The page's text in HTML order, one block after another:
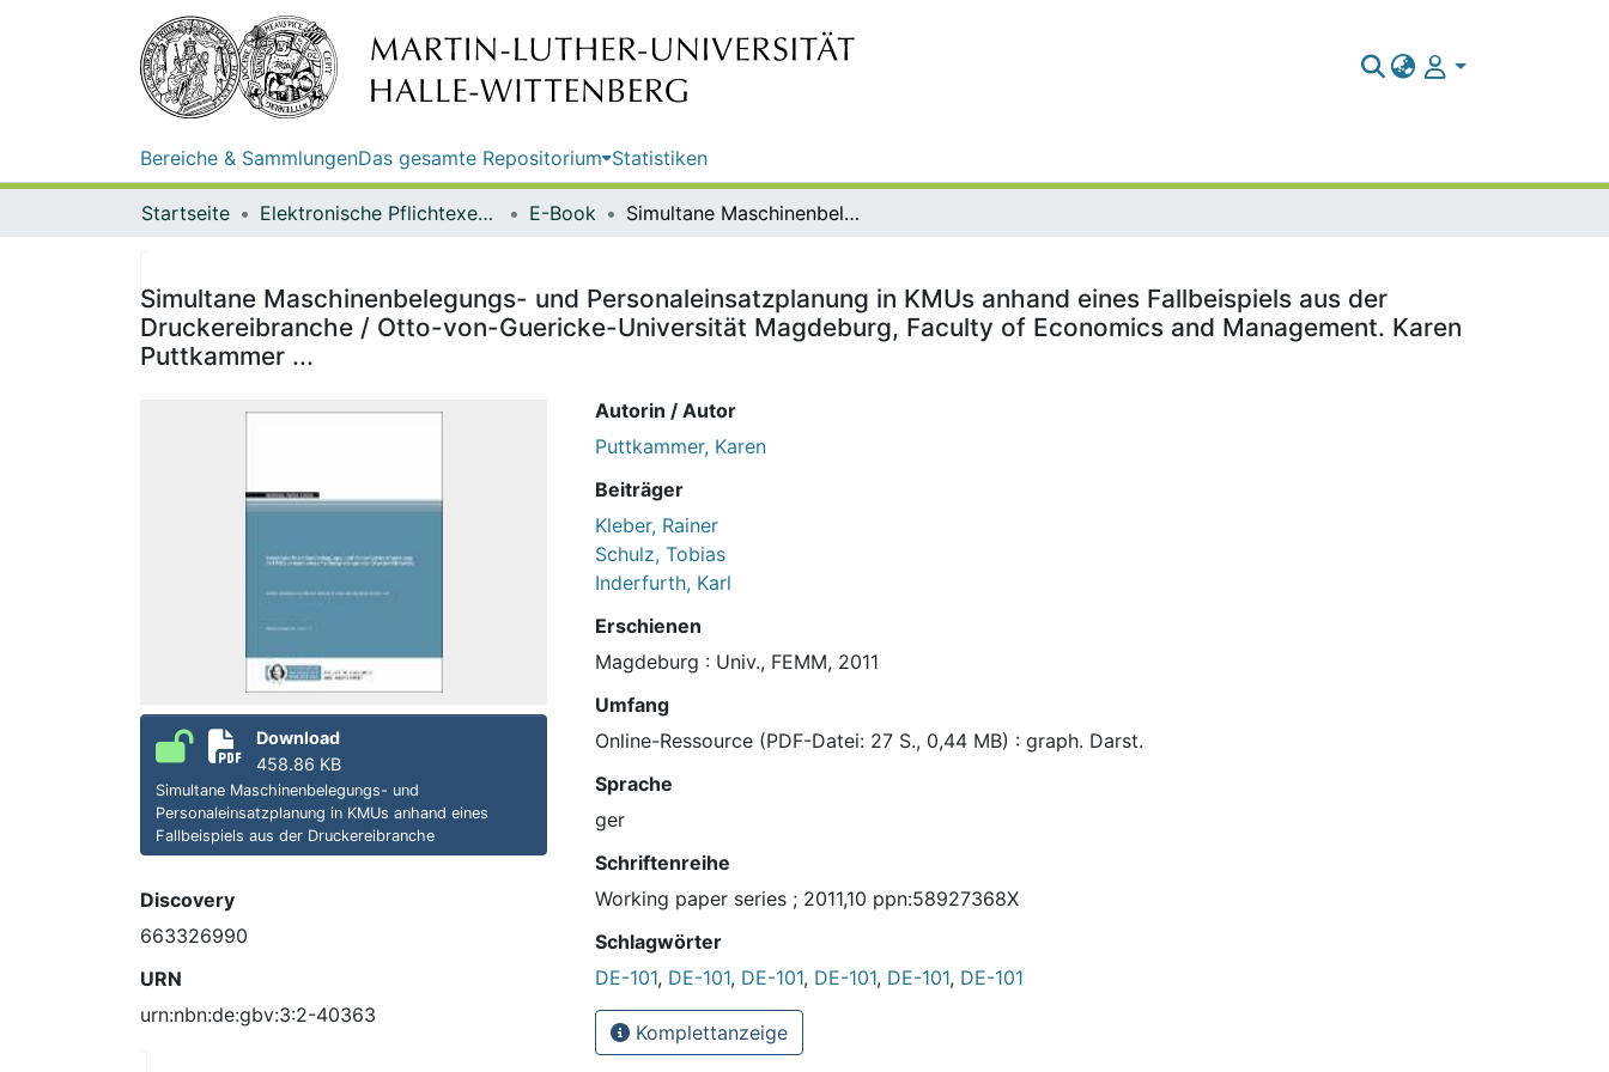
Bereiche & SammlungenDas gesamte Repositorium Statistiken
Startseite Elektronische Pflichtexemplare E-Book Simultane Maschinenbelegungs- und Personaleinsatzplanung in KMUs anhand eines Fallbeispiels aus der Druckereibranche / Otto-von-Guericke-Universität Magdeburg, Faculty of Economics and Management. Karen Puttkammer ...
Simultane Maschinenbelegungs- und Personaleinsatzplanung in KMUs anhand eines Fallbeispiels aus der
Druckereibranche / Otto-von-Guericke-Universität Magdeburg, Faculty of Economics and Management. Karen
Puttkammer ...
Download
458.86 KB
Simultane Maschinenbelegungs- und
Personaleinsatzplanung in KMUs anhand eines
Fallbeispiels aus der Druckereibranche
Discovery
663326990
URN
urn:nbn:de:gbv:3:2-40363
Autorin / Autor
Puttkammer, Karen
Beiträger
Kleber, Rainer
Schulz, Tobias
Inderfurth, Karl
Erschienen
Magdeburg : Univ., FEMM, 2011
Umfang
Online-Ressource (PDF-Datei: 27 S., 0,44 MB) : graph. Darst.
Sprache
ger
Schriftenreihe
Working paper series ; 2011,10 ppn:58927368X
Schlagwörter
DE-101, DE-101, DE-101, DE-101, DE-101, DE-101
Komplettanzeige